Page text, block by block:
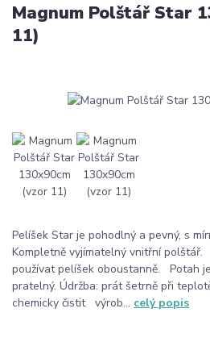
Magnum Polštář Star
11)
Pelíšek Star je pohodlný a pevný, s
Kompletně vyjímatelný vnitřní
používat pelíšek oboustanně. Potah
pratelný. Údržba: prát šetrně při
chemicky čistit výrob... celý popis